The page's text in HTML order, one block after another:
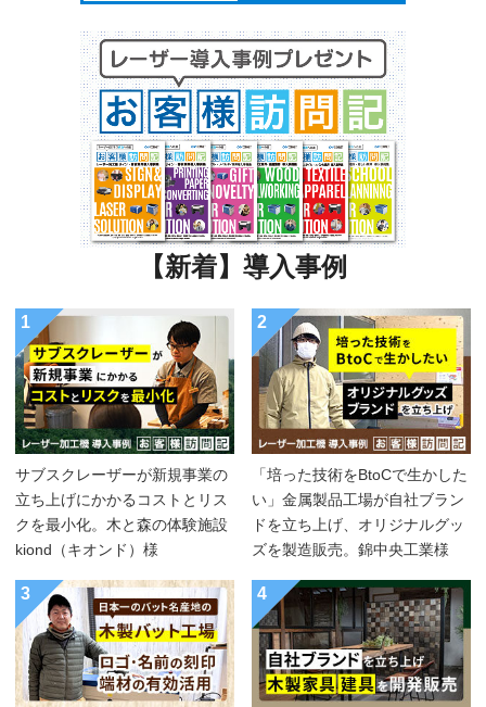
【新着】導入事例
1
サブスクレーザーが新規事業の
立ち上げにかかるコストとリス
クを最小化。木と森の体験施設
kiond（キオンド）様
2
「培った技術をBtoCで生かした
い」金属製品工場が自社ブラン
ドを立ち上げ、オリジナルグッ
ズを製造販売。錦中央工業様
3 4